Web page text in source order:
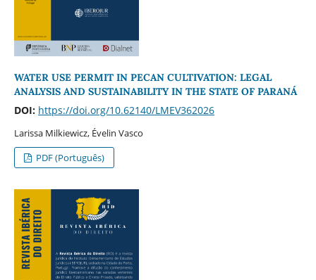
WATER USE PERMIT IN PECAN CULTIVATION: LEGAL
ANALYSIS AND SUSTAINABILITY IN THE STATE OF PARANÁ
DOI: https://doi.org/10.62140/LMEV362026
Larissa Milkiewicz, Évelin Vasco
PDF (Português)